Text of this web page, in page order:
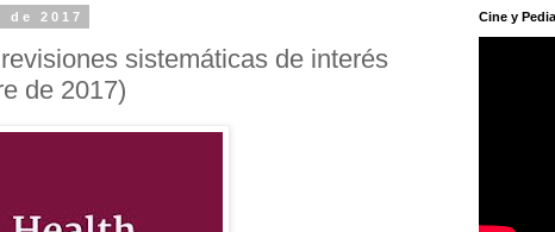
de 2017
sistemáticas de interés
de 2017)
Cine y